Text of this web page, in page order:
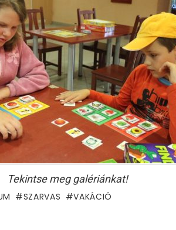
Tekintse meg galériánkat!
SZARVAS VAKÁCIÓ